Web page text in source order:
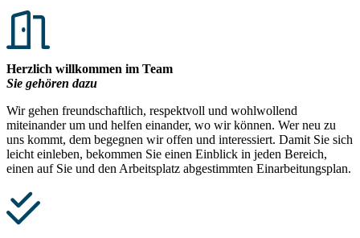
Herzlich willkommen im Team
Sie gehören dazu
Wir gehen freundschaftlich, respektvoll und wohlwollend
miteinander um und helfen einander, wo wir können. Wer neu zu
uns kommt, dem begegnen wir offen und interessiert. Damit Sie sich
leicht einleben, bekommen Sie einen Einblick in jeden Bereich,
einen auf Sie und den Arbeitsplatz abgestimmten Einarbeitungsplan.